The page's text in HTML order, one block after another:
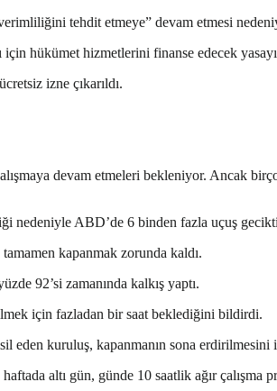
tehdit etmeye” devam etmesi
hükümet hizmetlerini finanse edecek
izne çıkarıldı.
devam etmeleri bekleniyor. Ancak
nedeniyle ABD’de 6 binden fazla uçuş
kapanmak zorunda kaldı.
92’si zamanında kalkış yaptı.
için fazladan bir saat beklediğini bildirdi.
eden kuruluş, kapanmanın sona
altı gün, günde 10 saatlik ağır çalışma